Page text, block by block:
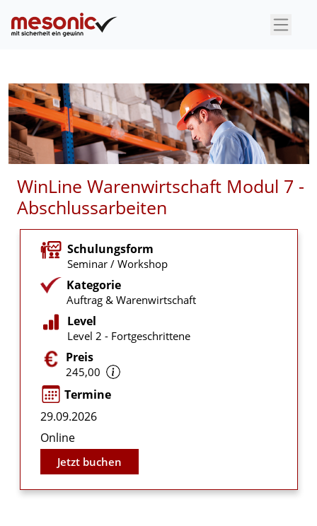
×
WinLine Warenwirtschaft Modul 7 -
Abschlussarbeiten
Schulungsform
Seminar / Workshop
Kategorie
Auftrag & Warenwirtschaft
Level
Level 2 - Fortgeschrittene
Preis
245,00
Termine
29.09.2026
Online
Jetzt buchen